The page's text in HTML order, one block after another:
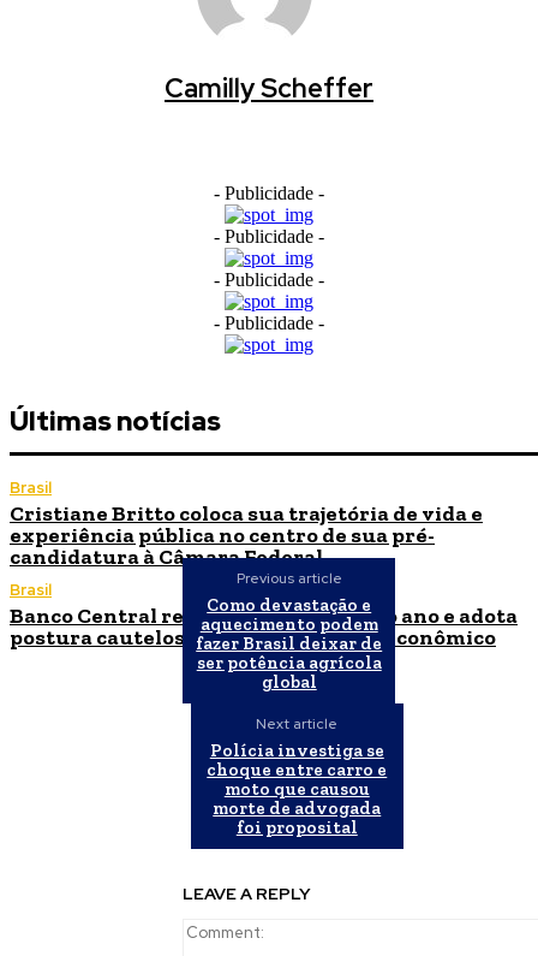
Camilly Scheffer
- Publicidade -
- Publicidade -
- Publicidade -
- Publicidade -
Últimas notícias
Brasil
Cristiane Britto coloca sua trajetória de vida e
experiência pública no centro de sua pré-
candidatura à Câmara Federal
Brasil
Banco Central reduz Selic para 14% ao ano e adota
postura cautelosa diante do cenário econômico
Previous article
Como devastação e
aquecimento podem
fazer Brasil deixar de
ser potência agrícola
global
Next article
Polícia investiga se
choque entre carro e
moto que causou
morte de advogada
foi proposital
LEAVE A REPLY